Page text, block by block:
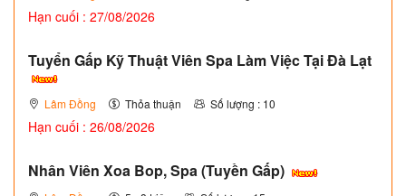
Hạn cuối : 27/08/2026
Tuyển Gấp Kỹ Thuật Viên Spa Làm Việc Tại Đà Lạt
Lâm Đồng Thỏa thuận Số lượng : 10
Hạn cuối : 26/08/2026
Nhân Viên Xoa Bop, Spa (Tuyền Gấp)